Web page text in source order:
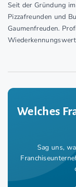
Seit der Gründung
Pizzafreunden und
Gaumenfreuden.
Welches
Sag uns,